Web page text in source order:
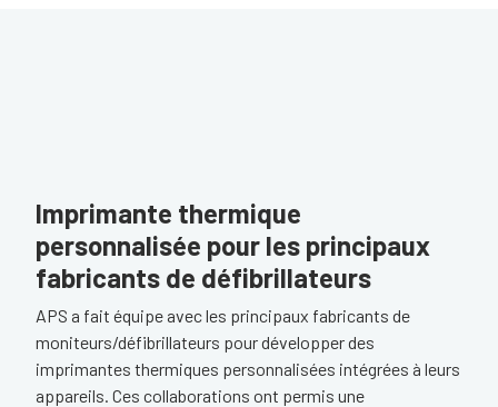
Imprimante thermique
personnalisée pour les principaux
fabricants de défibrillateurs
APS a fait équipe avec les principaux fabricants de
moniteurs/défibrillateurs pour développer des
imprimantes thermiques personnalisées intégrées à leurs
appareils. Ces collaborations ont permis une